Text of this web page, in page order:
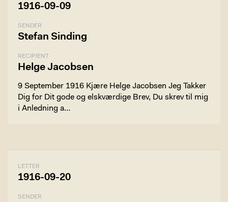
1916-09-09
SENDER
Stefan Sinding
RECIPIENT
Helge Jacobsen
9 September 1916 Kjære Helge Jacobsen Jeg Takker
Dig for Dit gode og elskværdige Brev, Du skrev til mig
i Anledning a…
LETTER
1916-09-20
SENDER